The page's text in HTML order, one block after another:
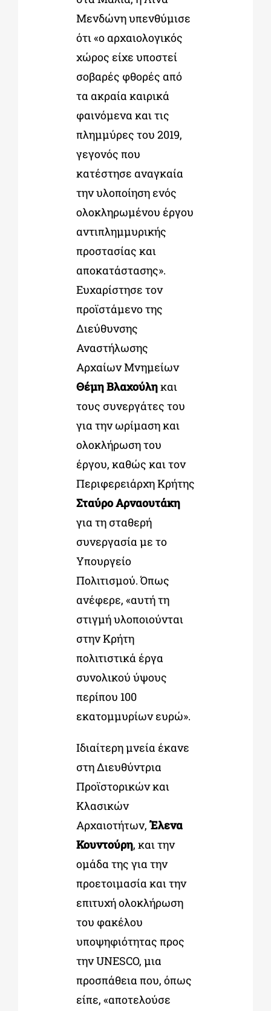
Μενδώνη υπενθύμισε
ότι «ο αρχαιολογικός
χώρος είχε υποστεί
σοβαρές φθορές από
τα ακραία καιρικά
φαινόμενα και τις
πλημμύρες του 2019,
γεγονός που
κατέστησε αναγκαία
την υλοποίηση ενός
ολοκληρωμένου έργου
αντιπλημμυρικής
προστασίας και
αποκατάστασης».
Ευχαρίστησε τον
προϊστάμενο της
Διεύθυνσης
Αναστήλωσης
Αρχαίων Μνημείων
Θέμη Βλαχούληκαι
τους συνεργάτες του
για την ωρίμαση και
ολοκλήρωση του
έργου, καθώς και τον
Περιφερειάρχη Κρήτης
Σταύρο Αρναουτάκη
για τη σταθερή
συνεργασία με το
Υπουργείο
Πολιτισμού. Όπως
ανέφερε, «αυτή τη
στιγμή υλοποιούνται
στην Κρήτη
πολιτιστικά έργα
συνολικού ύψους
περίπου 100
εκατομμυρίων ευρώ».
Ιδιαίτερη μνεία έκανε
στη Διευθύντρια
Προϊστορικών και
Κλασικών
Αρχαιοτήτων, Έλενα
Κουντούρη, και την
ομάδα της για την
προετοιμασία και την
επιτυχή ολοκλήρωση
του φακέλου
υποψηφιότητας προς
την UNESCO, μια
προσπάθεια που, όπως
είπε, «αποτελούσε